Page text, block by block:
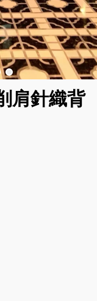
肩針織背